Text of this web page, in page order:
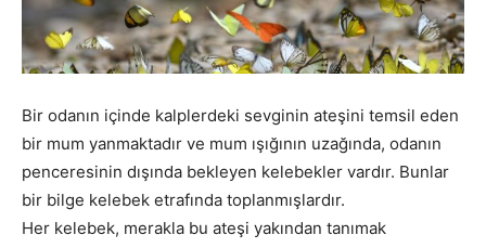
Bir odanın içinde kalplerdeki sevginin ateşini temsil eden
bir mum yanmaktadır ve mum ışığının uzağında, odanın
penceresinin dışında bekleyen kelebekler vardır. Bunlar
bir bilge kelebek etrafında toplanmışlardır.
Her kelebek, merakla bu ateşi yakından tanımak